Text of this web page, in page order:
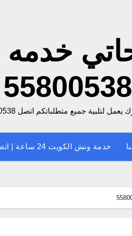
لتلبية جميع متطلباتكم اتصل 55800538
خدمة ونش الكويت 24 ساعة | اتصل الان